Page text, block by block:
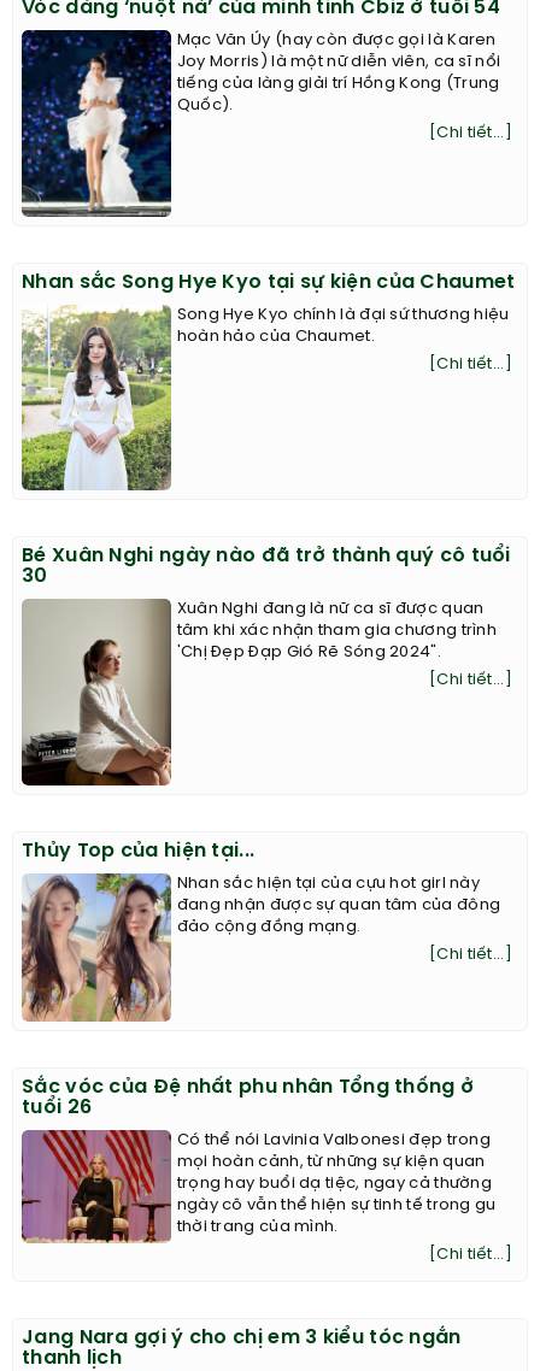
Vóc dáng ‘nuột nà’ của minh tinh Cbiz ở tuổi 54
Mạc Văn Úy (hay còn được gọi là Karen
Joy Morris) là một nữ diễn viên, ca sĩ nổi
tiếng của làng giải trí Hồng Kong (Trung
Quốc).
[Chi tiết...]
Nhan sắc Song Hye Kyo tại sự kiện của Chaumet
Song Hye Kyo chính là đại sứ thương hiệu
hoàn hảo của Chaumet.
[Chi tiết...]
Bé Xuân Nghi ngày nào đã trở thành quý cô tuổi
30
Xuân Nghi đang là nữ ca sĩ được quan
tâm khi xác nhận tham gia chương trình
'Chị Đẹp Đạp Gió Rẽ Sóng 2024".
[Chi tiết...]
Thủy Top của hiện tại...
Nhan sắc hiện tại của cựu hot girl này
đang nhận được sự quan tâm của đông
đảo cộng đồng mạng.
[Chi tiết...]
Sắc vóc của Đệ nhất phu nhân Tổng thống ở
tuổi 26
Có thể nói Lavinia Valbonesi đẹp trong
mọi hoàn cảnh, từ những sự kiện quan
trọng hay buổi dạ tiệc, ngay cả thường
ngày cô vẫn thể hiện sự tinh tế trong gu
thời trang của mình.
[Chi tiết...]
Jang Nara gợi ý cho chị em 3 kiểu tóc ngắn
thanh lịch